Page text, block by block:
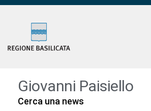
Giovanni Paisiello
Cerca una news